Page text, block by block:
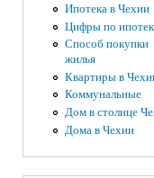
Ипотека в Чехии
Цифры по
Способ покупки
жилья
Квартиры в
Коммунальные
Дом в столице
Дома в Чехии